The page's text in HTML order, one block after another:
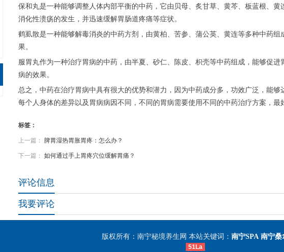
保和丸是一种能够调整人体内部平衡的中药，它由贝母、炙甘草、黄芩、板蓝根、
消化性溃疡的发生，并迅速缓解胃肠道疼痛等症状。
鹤虱散是一种能够解毒消炎的中药方剂，由黄柏、苦参、蒲公英、黄连等多种中药
果。
服胃丸作为一种治疗胃病的中药，由半夏、砂仁、陈皮、枳壳等中药组成，能够促
病的效果。
总之，中药在治疗胃病中具有很大的优势和潜力，因为中药成分多，功效广泛，能
每个人身体的差异以及胃病病因不同，不同的胃病需要使用不同的中药治疗方案，最
标签：
上一篇： 脾胃湿热胃胀胃疼：怎么办？
下一篇： 如何通过手上胃疼穴位缓解胃痛？
评论信息
我要评论
版权所有：南宁秘境养生网 本站关键词： 南宁SPA 南宁桑
51La